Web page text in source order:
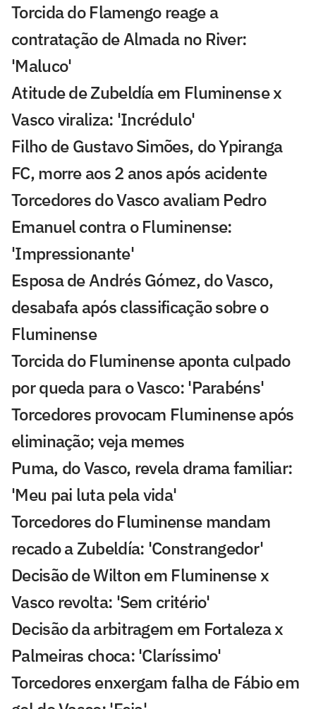
Torcida do Flamengo reage a
contratação de Almada no River:
'Maluco'
Atitude de Zubeldía em Fluminense x
Vasco viraliza: 'Incrédulo'
Filho de Gustavo Simões, do Ypiranga
FC, morre aos 2 anos após acidente
Torcedores do Vasco avaliam Pedro
Emanuel contra o Fluminense:
'Impressionante'
Esposa de Andrés Gómez, do Vasco,
desabafa após classificação sobre o
Fluminense
Torcida do Fluminense aponta culpado
por queda para o Vasco: 'Parabéns'
Torcedores provocam Fluminense após
eliminação; veja memes
Puma, do Vasco, revela drama familiar:
'Meu pai luta pela vida'
Torcedores do Fluminense mandam
recado a Zubeldía: 'Constrangedor'
Decisão de Wilton em Fluminense x
Vasco revolta: 'Sem critério'
Decisão da arbitragem em Fortaleza x
Palmeiras choca: 'Claríssimo'
Torcedores enxergam falha de Fábio em